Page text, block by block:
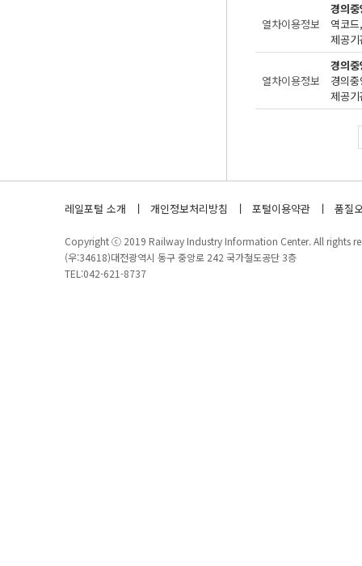
열차이용정보
경의
역코
제공
열차이용정보
경의
경의
제공
레일포털 소개 개인정보처리방침 포털이용약관 품질
Copyright ⓒ 2019 Railway Industry Information Center. All rights
(우:34618)대전광역시 동구 중앙로 242 국가철도공단 3층
TEL:042-621-8737